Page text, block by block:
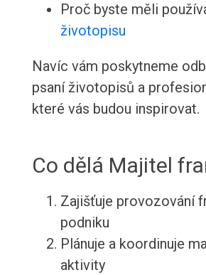
Proč byste měli
životopisu
Navíc vám poskytneme
psaní životopisů a
které vás budou inspirovat.
Co dělá Majitel
Zajišťuje provozování
podniku
Plánuje a koordinuje
aktivity